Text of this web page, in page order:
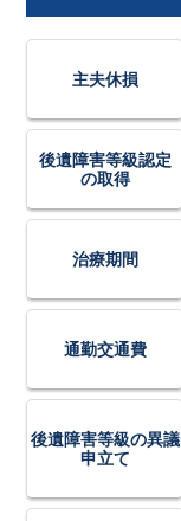
主夫休損
後遺障害等級認定
の取得
治療期間
通勤交通費
後遺障害等級の異議
申立て